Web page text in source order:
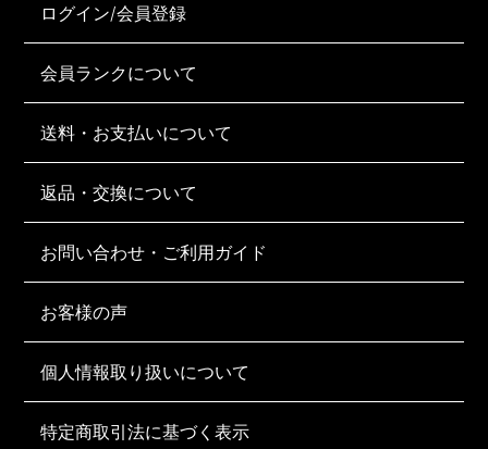
ログイン/会員登録
会員ランクについて
送料・お支払いについて
返品・交換について
お問い合わせ・ご利用ガイド
お客様の声
個人情報取り扱いについて
特定商取引法に基づく表示